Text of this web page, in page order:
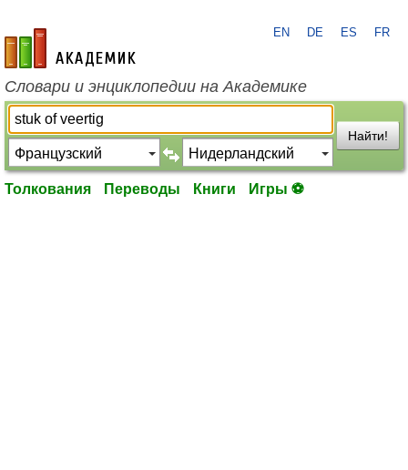
academic.ru
EN DE ES FR
Словари и энциклопедии на Академике
Найти!
Толкования Переводы Книги Игры ⚽